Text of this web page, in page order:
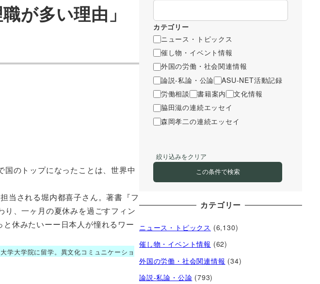
が多い理由」
のトップになったことは、世界中
当される堀内都喜子さん。著書『フ
り、一ヶ月の夏休みを過ごすフィン
休みたいーー日本人が憧れるワー
学大学院に留学。異文化コミュニケーショ
カテゴリー
ニュース・トピックス
催し物・イベント情報
外国の労働・社会関連情報
論説-私論・公論
ASU-NET活動記録
労働相談
書籍案内
文化情報
脇田滋の連続エッセイ
森岡孝二の連続エッセイ
絞り込みをクリア
この条件で検索
カテゴリー
ニュース・トピックス (6,130)
催し物・イベント情報 (62)
外国の労働・社会関連情報 (34)
論説-私論・公論 (793)